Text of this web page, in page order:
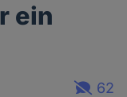
ein
62